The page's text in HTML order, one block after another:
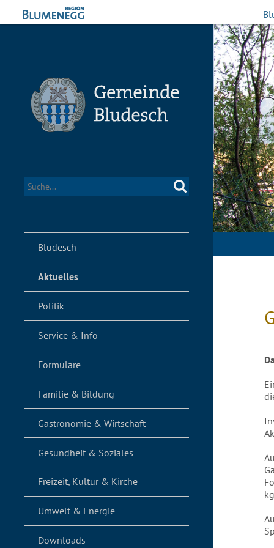
Bludesch
Aktuelles
Politik
Service & Info
Formulare
Familie & Bildung
Gastronomie & Wirtschaft
Gesundheit & Soziales
Freizeit, Kultur & Kirche
Umwelt & Energie
Downloads